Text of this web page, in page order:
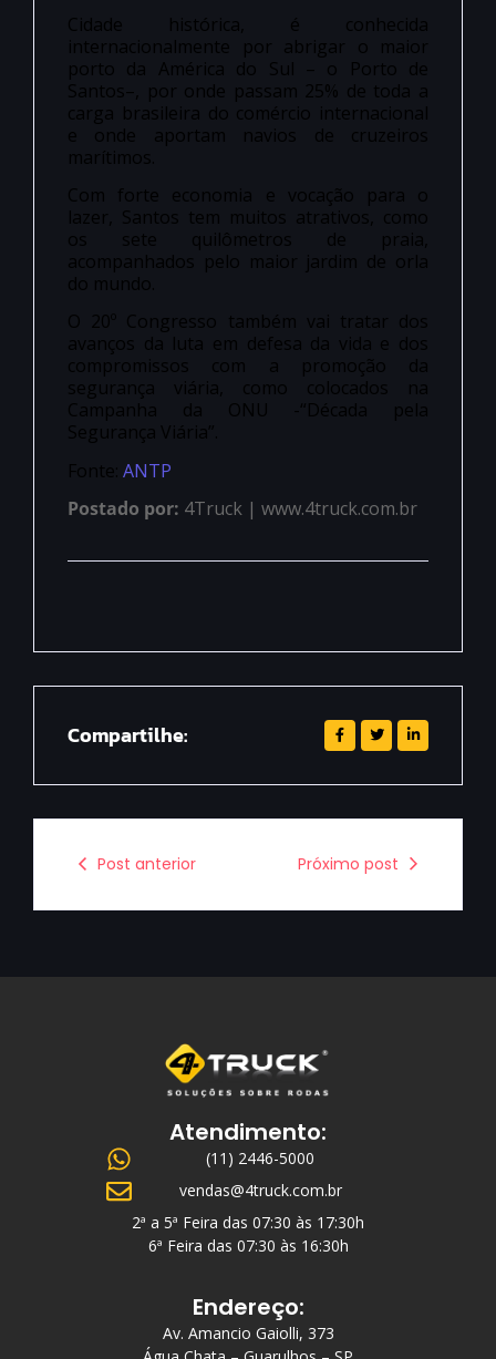
Cidade histórica, é conhecida
internacionalmente por abrigar o maior
porto da América do Sul – o Porto de
Santos–, por onde passam 25% de toda a
carga brasileira do comércio internacional
e onde aportam navios de cruzeiros
marítimos.
Com forte economia e vocação para o
lazer, Santos tem muitos atrativos, como
os sete quilômetros de praia,
acompanhados pelo maior jardim de orla
do mundo.
O 20º Congresso também vai tratar dos
avanços da luta em defesa da vida e dos
compromissos com a promoção da
segurança viária, como colocados na
Campanha da ONU -“Década pela
Segurança Viária”.
Fonte: ANTP
Postado por: 4Truck | www.4truck.com.br
Compartilhe:
Post anterior Próximo post
Atendimento:
(11) 2446-5000
vendas@4truck.com.br
2ª a 5ª Feira das 07:30 às 17:30h
6ª Feira das 07:30 às 16:30h
Endereço:
Av. Amancio Gaiolli, 373